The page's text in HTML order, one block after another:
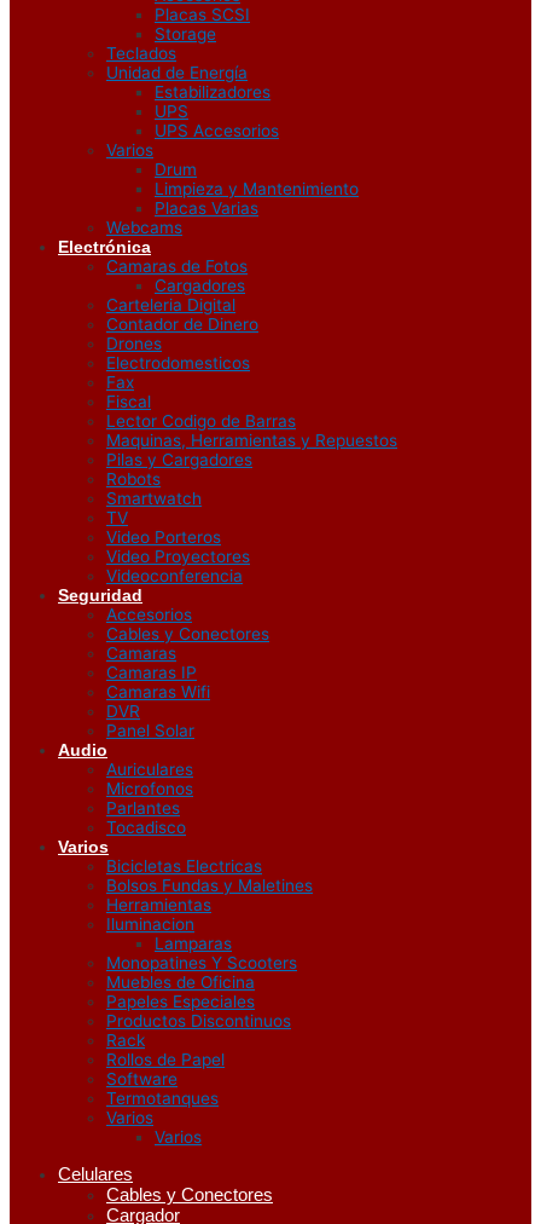
Placas SCSI
Storage
Teclados
Unidad de Energía
Estabilizadores
UPS
UPS Accesorios
Varios
Drum
Limpieza y Mantenimiento
Placas Varias
Webcams
Electrónica
Camaras de Fotos
Cargadores
Carteleria Digital
Contador de Dinero
Drones
Electrodomesticos
Fax
Fiscal
Lector Codigo de Barras
Maquinas, Herramientas y Repuestos
Pilas y Cargadores
Robots
Smartwatch
TV
Video Porteros
Video Proyectores
Videoconferencia
Seguridad
Accesorios
Cables y Conectores
Camaras
Camaras IP
Camaras Wifi
DVR
Panel Solar
Audio
Auriculares
Microfonos
Parlantes
Tocadisco
Varios
Bicicletas Electricas
Bolsos Fundas y Maletines
Herramientas
Iluminacion
Lamparas
Monopatines Y Scooters
Muebles de Oficina
Papeles Especiales
Productos Discontinuos
Rack
Rollos de Papel
Software
Termotanques
Varios
Varios
Celulares
Cables y Conectores
Cargador